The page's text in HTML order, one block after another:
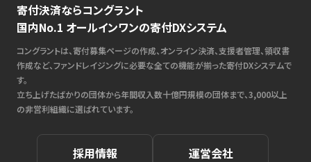
寄付決済ならコングラント
国内No.1 オールインワンの寄付DXシステム
コングラントは、寄付募集ページの作成、オンライン決済、支援者管理、領収書
作成など、ファンドレイジングに必要な全ての機能が揃った寄付DXシステムで
す。
立ち上げたばかりの団体から年間収入数十億円規模の団体まで、3,000以上
の非営利組織に選ばれています。
採用情報 運営会社